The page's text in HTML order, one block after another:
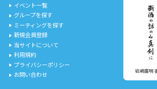
play_arrow イベント一覧
play_arrow グループを探す
play_arrow ミーティングを探す
play_arrow 新規会員登録
play_arrow 当サイトについて
play_arrow 利用規約
play_arrow プライバシーポリシー
play_arrow お問い合わせ 岩崎廣明